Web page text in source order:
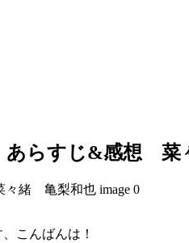
あらすじ&感想
こんばんは！